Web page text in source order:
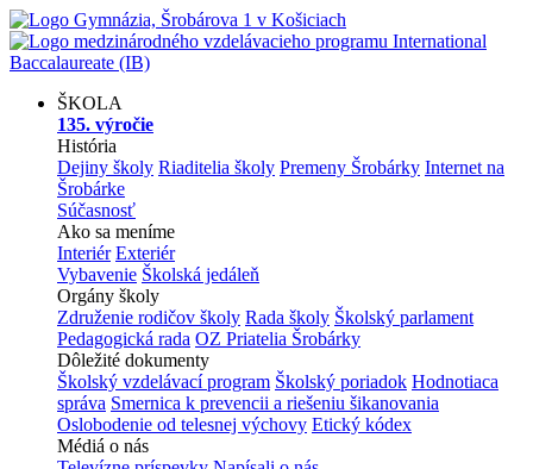
ŠKOLA
135. výročie
História
Dejiny školy Riaditelia školy Premeny Šrobárky Internet na
Šrobárke
Súčasnosť
Ako sa meníme
Interiér Exteriér
Vybavenie Školská jedáleň
Orgány školy
Združenie rodičov školy Rada školy Školský parlament
Pedagogická rada OZ Priatelia Šrobárky
Dôležité dokumenty
Školský vzdelávací program Školský poriadok Hodnotiaca
správa Smernica k prevencii a riešeniu šikanovania
Oslobodenie od telesnej výchovy Etický kódex
Médiá o nás